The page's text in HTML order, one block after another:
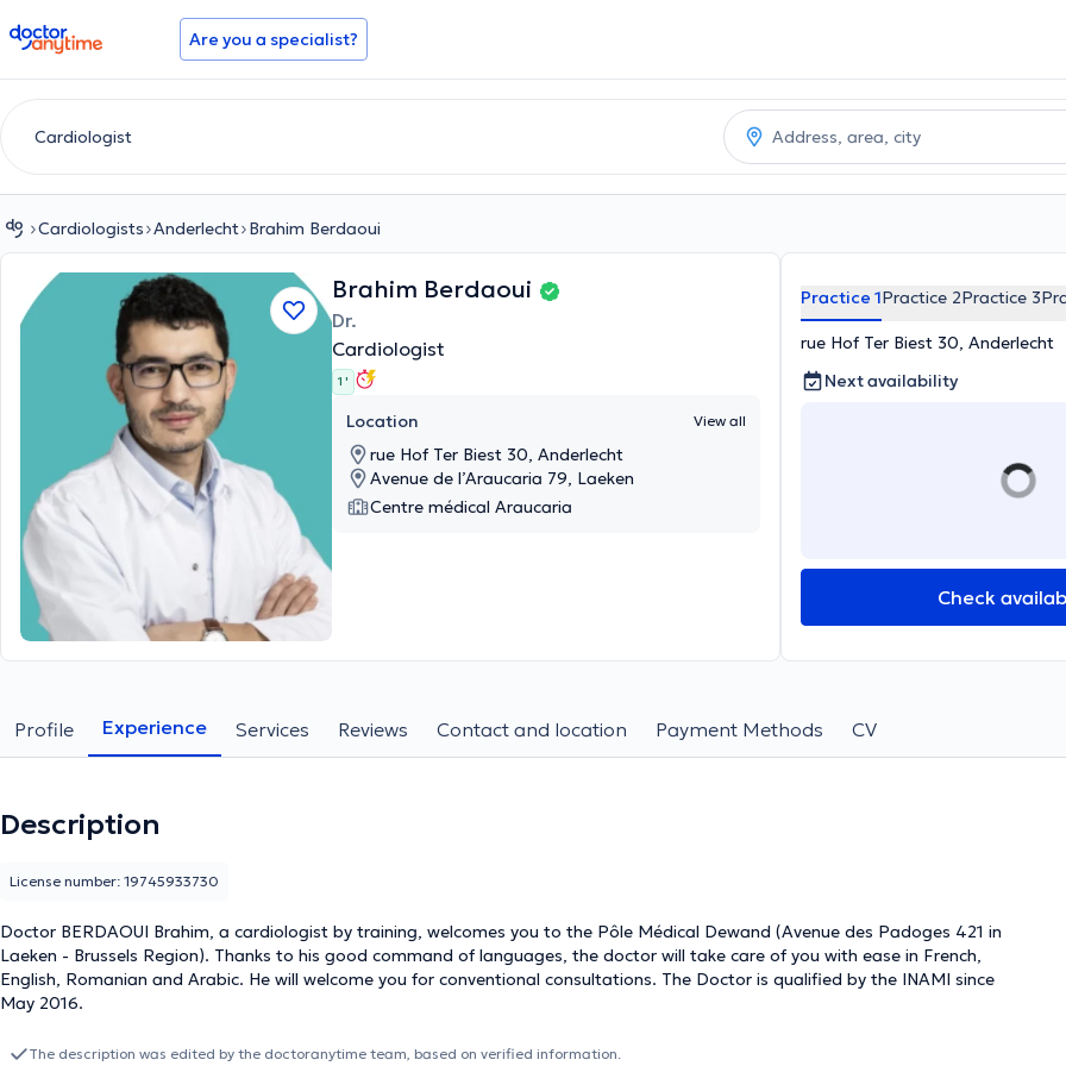
doctoranytime Are you a specialist?
Cardiologists Anderlecht Brahim Berdaoui
Brahim Berdaoui
Dr.
Cardiologist
1 '
Location View all
rue Hof Ter Biest 30, Anderlecht
Avenue de l’Araucaria 79, Laeken
Centre médical Araucaria
Practice 1Practice 2Practice 3
rue Hof Ter Biest 30, Anderlecht
Next availability
Check
Profile Experience Services Reviews Contact and location Payment Methods CV
Description
Doctor BERDAOUI Brahim, a cardiologist by training, welcomes you to the Pôle Médical Dewand (Avenue des Padoges 421 in
Laeken - Brussels Region). Thanks to his good command of languages, the doctor will take care of you with ease in French,
English, Romanian and Arabic. He will welcome you for conventional consultations. The Doctor is qualified by the INAMI since
May 2016.
License number: 19745933730
The description was edited by the doctoranytime team, based on verified information.